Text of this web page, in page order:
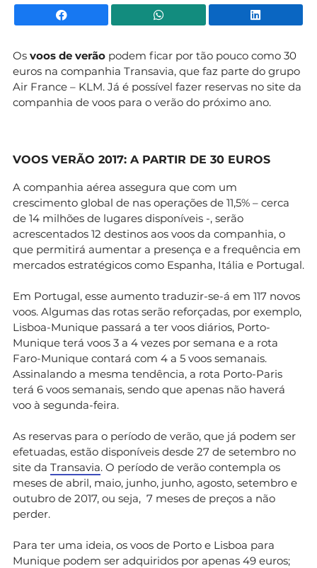
Facebook WhatsApp
Os voos de verão podem ficar por tão pouco como 30
euros na companhia Transavia, que faz parte do grupo
Air France – KLM. Já é possível fazer reservas no site da
companhia de voos para o verão do próximo ano.
VOOS VERÃO 2017: A PARTIR DE 30 EUROS
A companhia aérea assegura que com um
crescimento global de nas operações de 11,5% – cerca
de 14 milhões de lugares disponíveis -, serão
acrescentados 12 destinos aos voos da companhia, o
que permitirá aumentar a presença e a frequência em
mercados estratégicos como Espanha, Itália e Portugal.
Em Portugal, esse aumento traduzir-se-á em 117 novos
voos. Algumas das rotas serão reforçadas, por exemplo,
Lisboa-Munique passará a ter voos diários, Porto-
Munique terá voos 3 a 4 vezes por semana e a rota
Faro-Munique contará com 4 a 5 voos semanais.
Assinalando a mesma tendência, a rota Porto-Paris
terá 6 voos semanais, sendo que apenas não haverá
voo à segunda-feira.
As reservas para o período de verão, que já podem ser
efetuadas, estão disponíveis desde 27 de setembro no
site da Transavia. O período de verão contempla os
meses de abril, maio, junho, junho, agosto, setembro e
outubro de 2017, ou seja, 7 meses de preços a não
perder.
Para ter uma ideia, os voos de Porto e Lisboa para
Munique podem ser adquiridos por apenas 49 euros;